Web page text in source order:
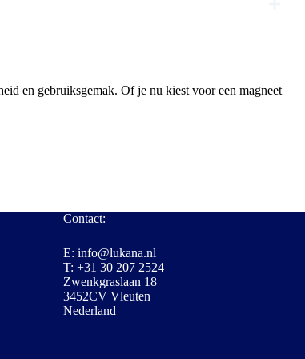
en gebruiksgemak. Of je nu kiest voor een magneet
Contact:
E: info@lukana.nl
T: +31 30 207 2524
Zwenkgraslaan 18
3452CV Vleuten
Nederland